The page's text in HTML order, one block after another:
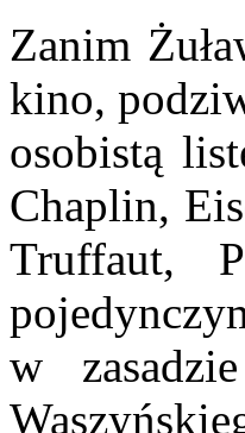
Zanim
kino,
osobistą
Chaplin,
Truffaut,
w